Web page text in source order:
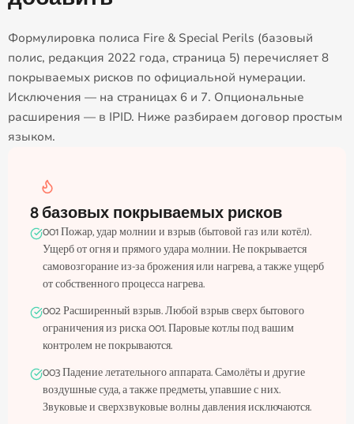
Формулировка полиса Fire & Special Perils (базовый
полис, редакция 2022 года, страница 5) перечисляет 8
покрываемых рисков по официальной нумерации.
Исключения — на страницах 6 и 7. Опциональные
расширения — в IPID. Ниже разбираем договор простым
языком.
8 базовых покрываемых рисков
001 Пожар, удар молнии и взрыв (бытовой газ или котёл).
Ущерб от огня и прямого удара молнии. Не покрывается
самовозгорание из-за брожения или нагрева, а также ущерб
от собственного процесса нагрева.
002 Расширенный взрыв. Любой взрыв сверх бытового
ограничения из риска 001. Паровые котлы под вашим
контролем не покрываются.
003 Падение летательного аппарата. Самолёты и другие
воздушные суда, а также предметы, упавшие с них.
Звуковые и сверхзвуковые волны давления исключаются.